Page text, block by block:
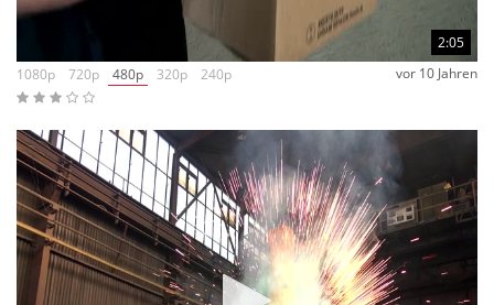
2:05
1080p
720p 480p 320p 240p vor 10 Jahren